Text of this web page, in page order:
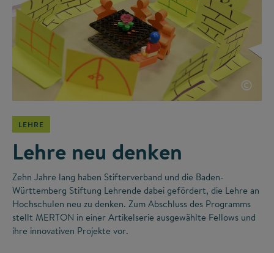
©
LEHRE
Lehre neu denken
Zehn Jahre lang haben Stifterverband und die Baden-
Württemberg Stiftung Lehrende dabei gefördert, die Lehre an
Hochschulen neu zu denken. Zum Abschluss des Programms
stellt MERTON in einer Artikelserie ausgewählte Fellows und
ihre innovativen Projekte vor.